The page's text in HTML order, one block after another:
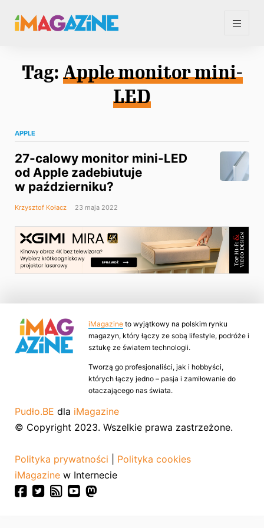
Tag: Apple monitor mini-
LED
APPLE
27-calowy monitor mini-LED
od Apple zadebiutuje
w październiku?
Krzysztof Kołacz 23 maja 2022
iMagazine to wyjątkowy na polskim rynku
magazyn, który łączy ze sobą lifestyle, podróże i
sztukę ze światem technologii.
Tworzą go profesjonaliści, jak i hobbyści,
których łączy jedno – pasja i zamiłowanie do
otaczającego nas świata.
Pudło.BE dla iMagazine
© Copyright 2023. Wszelkie prawa zastrzeżone.
Polityka prywatności
Polityka cookies
iMagazine w Internecie